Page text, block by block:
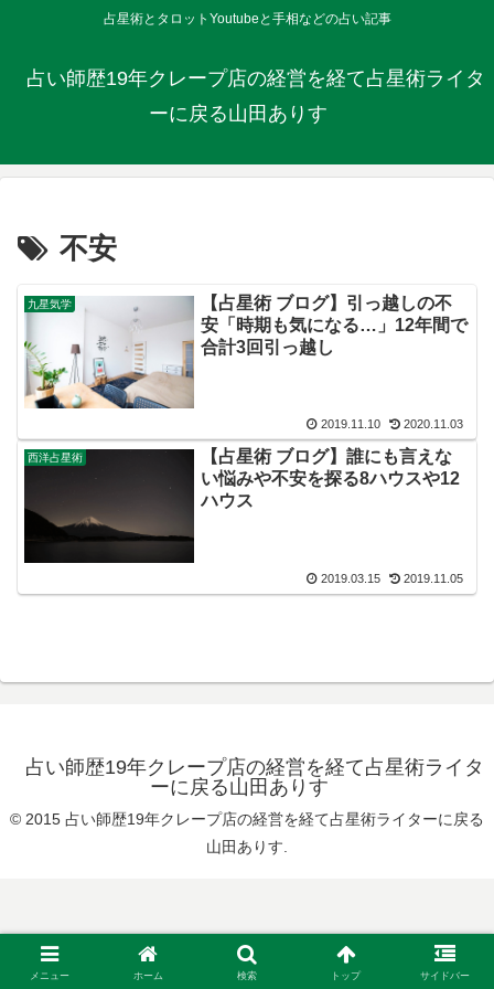
占星術とタロットYoutubeと手相などの占い記事
占い師歴19年クレープ店の経営を経て占星術ライタ
ーに戻る山田ありす
不安
九星気学
【占星術 ブログ】引っ越しの不
安「時期も気になる…」12年間で
合計3回引っ越し
2019.11.10 2020.11.03
西洋占星術
【占星術 ブログ】誰にも言えな
い悩みや不安を探る8ハウスや12
ハウス
2019.03.15 2019.11.05
占い師歴19年クレープ店の経営を経て占星術ライタ
ーに戻る山田ありす
© 2015 占い師歴19年クレープ店の経営を経て占星術ライターに戻る
山田ありす.
メニュー ホーム 検索 トップ サイドバー